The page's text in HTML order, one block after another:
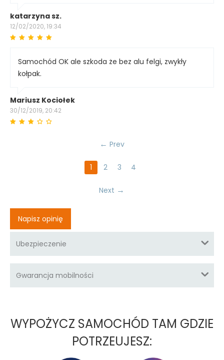
katarzyna sz.
12/02/2020, 19:34
Samochód OK ale szkoda że bez alu felgi, zwykły
kołpak.
Mariusz Kociołek
30/12/2019, 20:42
Prev
1 2 3 4
Next
Napisz opinię
Ubezpieczenie
Gwarancja mobilności
WYPOŻYCZ SAMOCHÓD TAM GDZIE
POTRZEUJESZ: